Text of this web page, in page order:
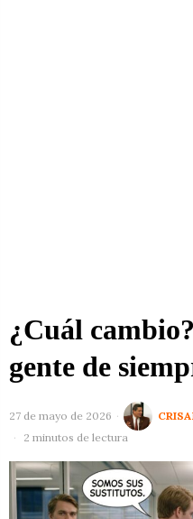
¿Cuál
gente de
27 de mayo de 2026
2 minutos de lectura